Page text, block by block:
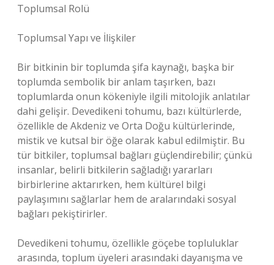
Toplumsal Rolü
Toplumsal Yapı ve İlişkiler
Bir bitkinin bir toplumda şifa kaynağı, başka bir
toplumda sembolik bir anlam taşırken, bazı
toplumlarda onun kökeniyle ilgili mitolojik anlatılar
dahi gelişir. Devedikeni tohumu, bazı kültürlerde,
özellikle de Akdeniz ve Orta Doğu kültürlerinde,
mistik ve kutsal bir öğe olarak kabul edilmiştir. Bu
tür bitkiler, toplumsal bağları güçlendirebilir; çünkü
insanlar, belirli bitkilerin sağladığı yararları
birbirlerine aktarırken, hem kültürel bilgi
paylaşımını sağlarlar hem de aralarındaki sosyal
bağları pekiştirirler.
Devedikeni tohumu, özellikle göçebe topluluklar
arasında, toplum üyeleri arasındaki dayanışma ve